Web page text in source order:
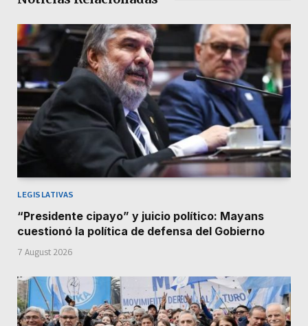
LEGISLATIVAS
“Presidente cipayo” y juicio político: Mayans
cuestionó la política de defensa del Gobierno
7 August 2026